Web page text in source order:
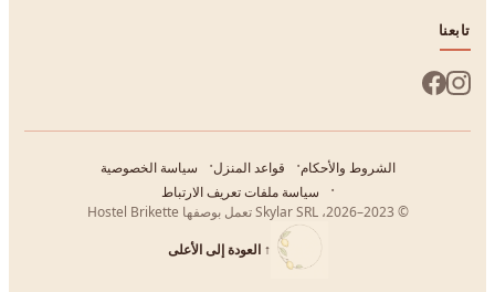
تابعنا
الشروط والأحكام قواعد المنزل
سياسة الخصوصية
سياسة ملفات تعريف الارتباط
© 2023–2026، Skylar SRL تعمل بوصفها Hostel Brikette
↑العودة إلى الأعلى